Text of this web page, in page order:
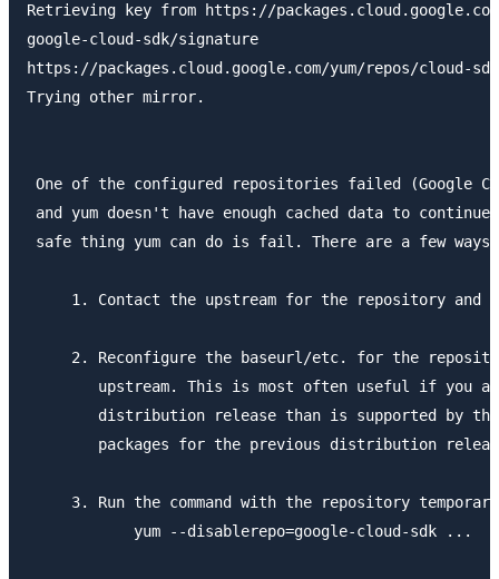
Retrieving key from https://
google-cloud-sdk/signature
https://packages.cloud.google.com/yum/repos/cloud-
Trying other mirror.
One of the configured repositories failed (Google
and yum doesn't have enough cached data to
safe thing yum can do is fail. There are a few
1. Contact the upstream for the repository and
2. Reconfigure the baseurl/etc. for the
upstream. This is most often useful if you
distribution release than is supported by
packages for the previous distribution
3. Run the command with the repository
            yum --disablerepo=google-cloud-sdk ...